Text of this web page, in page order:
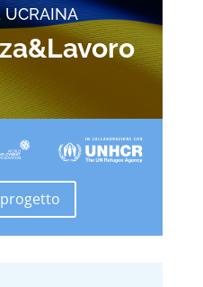
UCRAINA